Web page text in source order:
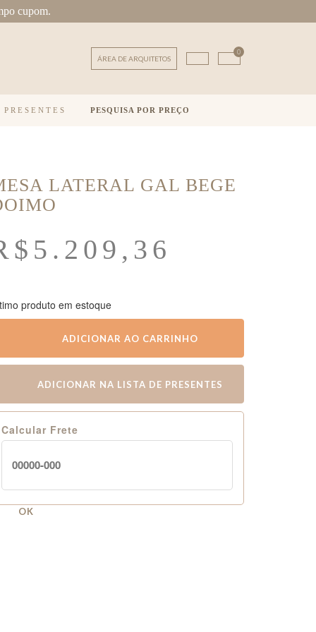
cupom.
ÁREA DE ARQUITETOS
0
PESQUISA POR PREÇO
LATERAL GAL BEGE
5.209,36
produto em estoque
ADICIONAR AO CARRINHO
ADICIONAR NA LISTA DE PRESENTES
Calcular Frete
OK